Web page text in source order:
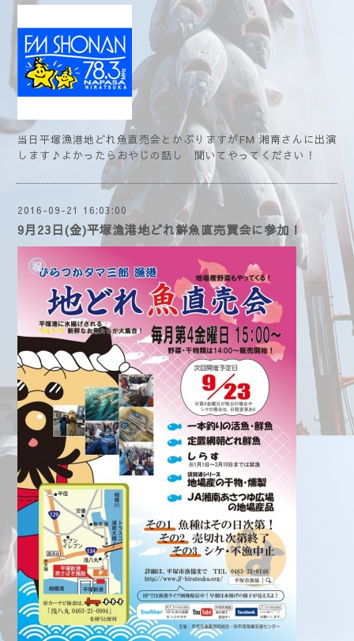
当日平塚漁港地どれ魚直売会とかぶりますがFM 湘南さんに出演
します♪よかったらおやじの話し 聞いてやってください！
2016-09-21 16:03:00
9月23日(金)平塚漁港地どれ鮮魚直売買会に参加！